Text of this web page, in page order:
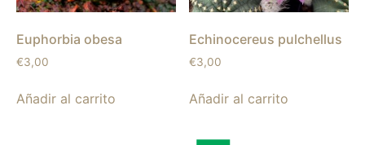
Euphorbia obesa
€3,00
Añadir al carrito
Echinocereus pulchellus
€3,00
Añadir al carrito